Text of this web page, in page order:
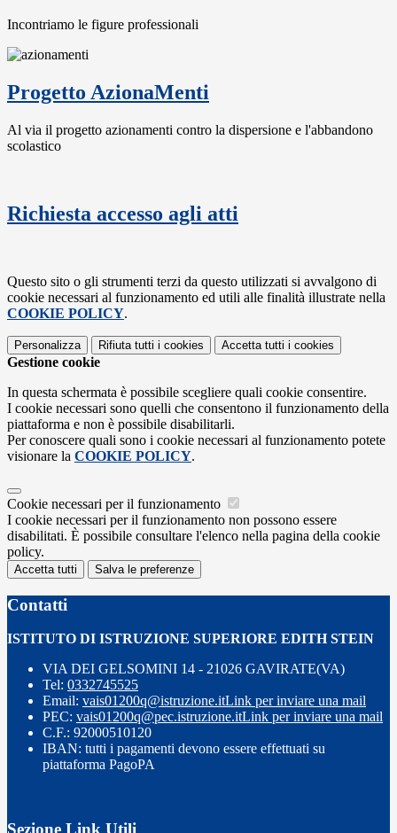
Incontriamo le figure professionali
Progetto AzionaMenti
Al via il progetto azionamenti contro la dispersione e l'abbandono
scolastico
Richiesta accesso agli atti
Questo sito o gli strumenti terzi da questo utilizzati si avvalgono di
cookie necessari al funzionamento ed utili alle finalità illustrate nella
COOKIE POLICY.
Personalizza Rifiuta tutti i cookies Accetta tutti i cookies
Gestione cookie
In questa schermata è possibile scegliere quali cookie consentire.
I cookie necessari sono quelli che consentono il funzionamento della
piattaforma e non è possibile disabilitarli.
Per conoscere quali sono i cookie necessari al funzionamento potete
visionare la COOKIE POLICY.
Cookie necessari per il funzionamento
I cookie necessari per il funzionamento non possono essere
disabilitati. È possibile consultare l'elenco nella pagina della cookie
policy.
Accetta tutti Salva le preferenze
Contatti
ISTITUTO DI ISTRUZIONE SUPERIORE EDITH STEIN
VIA DEI GELSOMINI 14 - 21026 GAVIRATE(VA)
Tel: 0332745525
Email: vais01200q@istruzione.itLink per inviare una mail
PEC: vais01200q@pec.istruzione.itLink per inviare una mail
C.F.: 92000510120
IBAN: tutti i pagamenti devono essere effettuati su
piattaforma PagoPA
Sezione Link Utili